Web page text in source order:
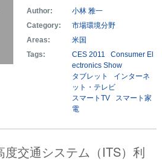
Author:
小林 雅一
Category:
市場環境分野
Areas:
米国
Tags:
CES 2011
Consumer El
ectronics Show
タブレット
インターネ
ット・テレビ
スマートTV
スマート家
電
度交通システム（ITS）利